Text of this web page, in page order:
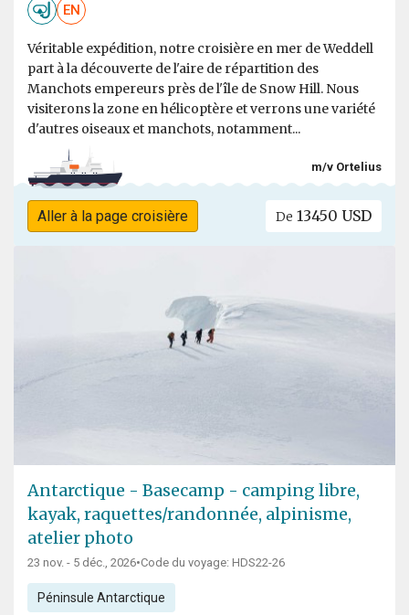
EN
Véritable expédition, notre croisière en mer de Weddell
part à la découverte de l'aire de répartition des
Manchots empereurs près de l'île de Snow Hill. Nous
visiterons la zone en hélicoptère et verrons une variété
d'autres oiseaux et manchots, notamment...
m/v Ortelius
Aller à la page croisière De 13450 USD
Antarctique - Basecamp - camping libre,
kayak, raquettes/randonnée, alpinisme,
atelier photo
23 nov. - 5 déc., 2026•Code du voyage: HDS22-26
Péninsule Antarctique